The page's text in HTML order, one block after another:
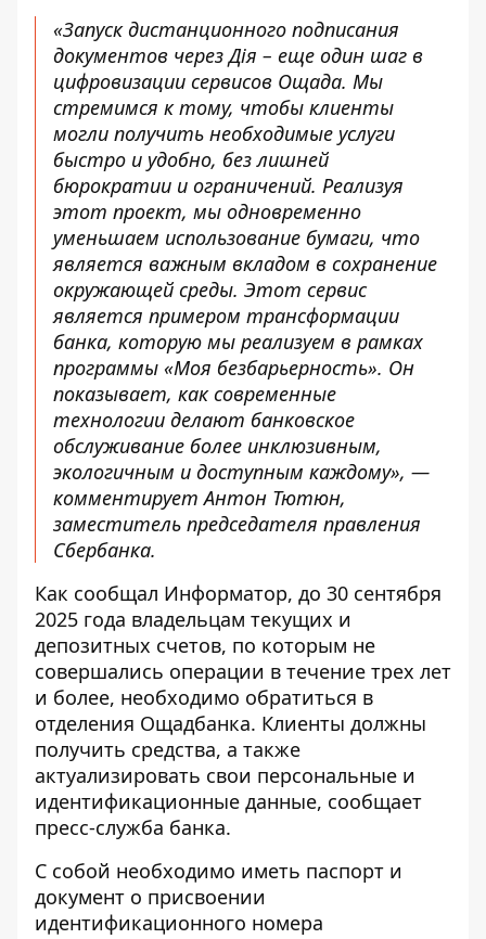
«Запуск дистанционного подписания
документов через Дія – еще один шаг в
цифровизации сервисов Ощада. Мы
стремимся к тому, чтобы клиенты
могли получить необходимые услуги
быстро и удобно, без лишней
бюрократии и ограничений. Реализуя
этот проект, мы одновременно
уменьшаем использование бумаги, что
является важным вкладом в сохранение
окружающей среды. Этот сервис
является примером трансформации
банка, которую мы реализуем в рамках
программы «Моя безбарьерность». Он
показывает, как современные
технологии делают банковское
обслуживание более инклюзивным,
экологичным и доступным каждому», —
комментирует Антон Тютюн,
заместитель председателя правления
Сбербанка.
Как сообщал Информатор, до 30 сентября
2025 года владельцам текущих и
депозитных счетов, по которым не
совершались операции в течение трех лет
и более, необходимо обратиться в
отделения Ощадбанка. Клиенты должны
получить средства, а также
актуализировать свои персональные и
идентификационные данные, сообщает
пресс-служба банка.
С собой необходимо иметь паспорт и
документ о присвоении
идентификационного номера